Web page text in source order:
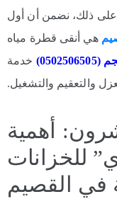
على ذلك، نضمن أن أول
هي أنقى قطرة مياه
خدمة
والتعقيم والتشغيل.
أهمية
للخزانات
في القصيم